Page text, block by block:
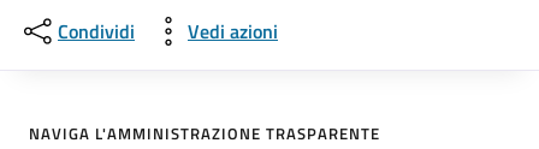
Condividi Vedi azioni
NAVIGA L'AMMINISTRAZIONE TRASPARENTE